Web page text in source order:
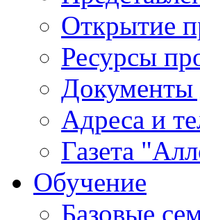
Открытие
Ресурсы
Документы
Адреса и
Газета
Обучение
Базовые